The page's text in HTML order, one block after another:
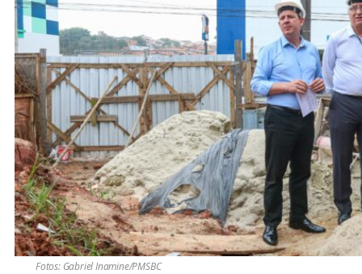
Fotos: Gabriel Inamine/PMSBC